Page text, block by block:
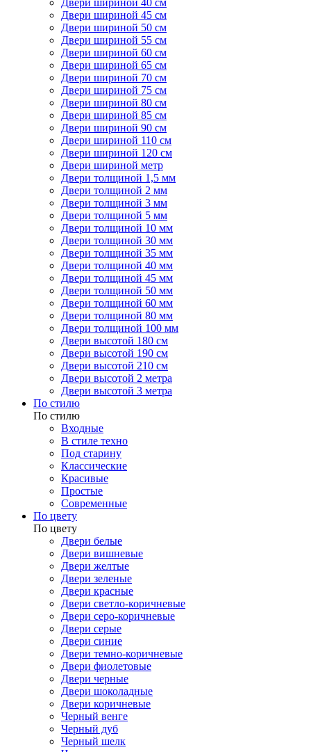
Двери шириной 40 см
Двери шириной 45 см
Двери шириной 50 см
Двери шириной 55 см
Двери шириной 60 см
Двери шириной 65 см
Двери шириной 70 см
Двери шириной 75 см
Двери шириной 80 см
Двери шириной 85 см
Двери шириной 90 см
Двери шириной 110 см
Двери шириной 120 см
Двери шириной метр
Двери толщиной 1,5 мм
Двери толщиной 2 мм
Двери толщиной 3 мм
Двери толщиной 5 мм
Двери толщиной 10 мм
Двери толщиной 30 мм
Двери толщиной 35 мм
Двери толщиной 40 мм
Двери толщиной 45 мм
Двери толщиной 50 мм
Двери толщиной 60 мм
Двери толщиной 80 мм
Двери толщиной 100 мм
Двери высотой 180 см
Двери высотой 190 см
Двери высотой 210 см
Двери высотой 2 метра
Двери высотой 3 метра
По стилю
По стилю
Входные
В стиле техно
Под старину
Классические
Красивые
Простые
Современные
По цвету
По цвету
Двери белые
Двери вишневые
Двери желтые
Двери зеленые
Двери красные
Двери светло-коричневые
Двери серо-коричневые
Двери серые
Двери синие
Двери темно-коричневые
Двери фиолетовые
Двери черные
Двери шоколадные
Двери коричневые
Черный венге
Черный дуб
Черный шелк